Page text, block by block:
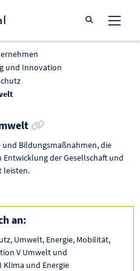
Suche öffnen
und Innovation
Bildungsmaßnahmen, die
der Gesellschaft und
leisten.
an:
Umwelt, Energie, Mobilität,
V Umwelt und
Klima und Energie